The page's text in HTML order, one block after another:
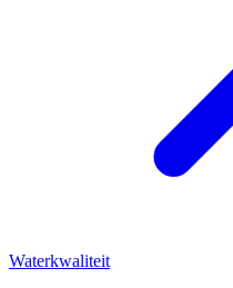
Waterkwaliteit